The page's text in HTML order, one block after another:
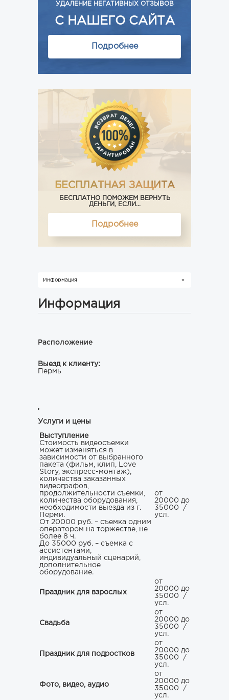
УДАЛЕНИЕ НЕГАТИВНЫХ ОТЗЫВОВ
С НАШЕГО САЙТА
Подробнее
БЕСПЛАТНАЯ ЗАЩИТА
БЕСПЛАТНО ПОМОЖЕМ ВЕРНУТЬ
ДЕНЬГИ, ЕСЛИ...
Подробнее
Информация
Информация
Расположение
Выезд к клиенту:
Пермь
Услуги и цены
Выступление
Стоимость видеосъемки
может изменяться в
зависимости от выбранного
пакета (фильм, клип, Love
Story, экспресс-монтаж),
количества заказанных
видеографов,
продолжительности съемки,
количества оборудования,
необходимости выезда из г.
Перми.
От 20000 руб. – съемка одним
оператором на торжестве, не
более 8 ч.
До 35000 руб. – съемка с
ассистентами,
индивидуальный сценарий,
дополнительное
оборудование.
от
20000 до
35000
/
усл.
Праздник для взрослых
от
20000 до
35000
/
усл.
Свадьба
от
20000 до
35000
/
усл.
Праздник для подростков
от
20000 до
35000
/
усл.
Фото, видео, аудио
от
20000 до
35000
/
усл.